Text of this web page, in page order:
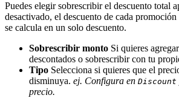
Puedes elegir sobrescribir el descuento total
desactivado, el descuento de cada
se calcula en un solo descuento.
Sobrescribir monto Si quieres
descontados o sobrescribir con tu
Tipo Selecciona si quieres que el
disminuya. ej. Configura en Discount
precio.